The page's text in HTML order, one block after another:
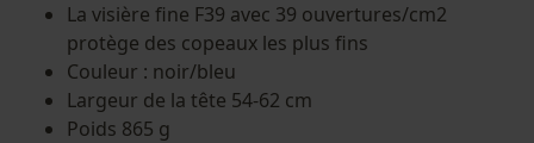
La visière fine F39 avec 39 ouvertures/cm2
protège des copeaux les plus fins
Couleur : noir/bleu
Largeur de la tête 54-62 cm
Poids 865 g